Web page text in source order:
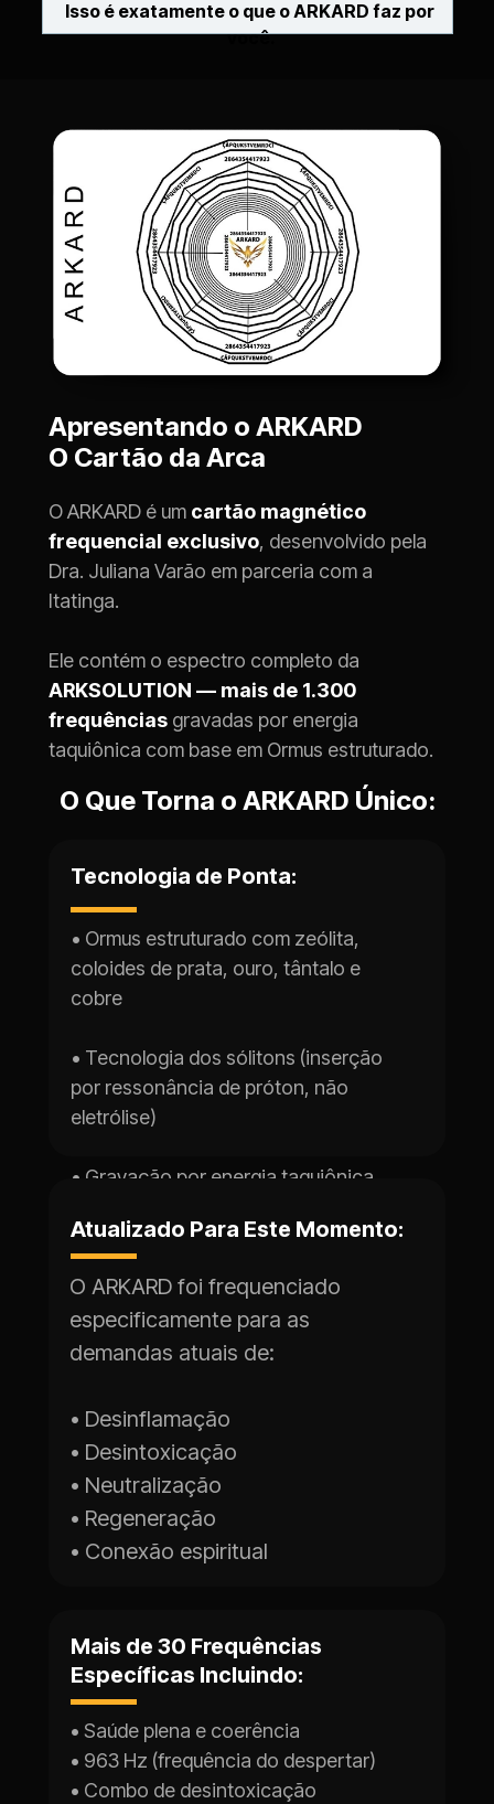
Isso é exatamente o que o ARKARD faz por
você.
Apresentando o ARKARD
O Cartão da Arca
O ARKARD é um cartão magnético
frequencial exclusivo, desenvolvido pela
Dra. Juliana Varão em parceria com a
Itatinga.
ARKSOLUTION — mais de 1.300
frequências gravadas por energia
taquiônica com base em Ormus estruturado.
O Que Torna o ARKARD Único:
Tecnologia de Ponta:
Atualizado Para Este Momento:
Mais de 30 Frequências
Específicas Incluindo:
• Ormus estruturado com zeólita,
coloides de prata, ouro, tântalo e
cobre
• Tecnologia dos sólitons (inserção
por ressonância de próton, não
eletrólise)
• Gravação por energia taquiônica
O ARKARD foi frequenciado
especificamente para as
demandas atuais de:
• Desinflamação
• Desintoxicação
• Neutralização
• Regeneração
• Conexão espiritual
• Saúde plena e coerência
• 963 Hz (frequência do despertar)
• Combo de desintoxicação